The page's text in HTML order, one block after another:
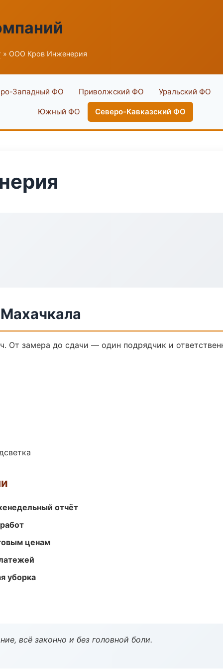
» ООО Кров Инженерия
Западный ФО Приволжский ФО Уральский ФО
Южный ФО Северо-Кавказский ФО
От замера до сдачи — один подрядчик и
отчёт
ценам
уборка
всё законно и без головной боли.